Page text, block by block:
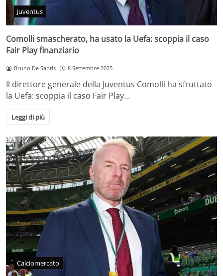
Juventus
Comolli smascherato, ha usato la Uefa: scoppia il caso
Fair Play finanziario
Bruno De Santis 8 Settembre 2025
Il direttore generale della Juventus Comolli ha sfruttato
la Uefa: scoppia il caso Fair Play…
Leggi di più
Calciomercato